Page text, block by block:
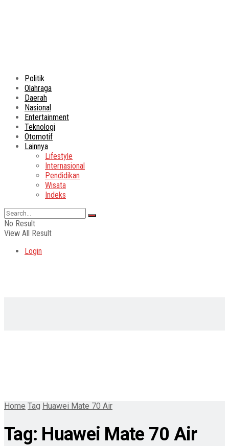
Politik
Olahraga
Daerah
Nasional
Entertainment
Teknologi
Otomotif
Lainnya
Lifestyle
Internasional
Pendidikan
Wisata
Indeks
No Result
View All Result
Login
Home Tag Huawei Mate 70 Air
Tag: Huawei Mate 70 Air